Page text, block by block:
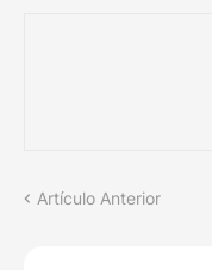
Artículo Anterior